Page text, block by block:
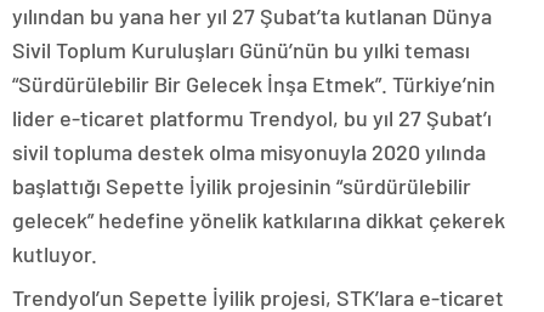
yılından bu yana her yıl 27 Şubat’ta kutlanan Dünya
Sivil Toplum Kuruluşları Günü’nün bu yılki teması
“Sürdürülebilir Bir Gelecek İnşa Etmek”. Türkiye’nin
lider e-ticaret platformu Trendyol, bu yıl 27 Şubat’ı
sivil topluma destek olma misyonuyla 2020 yılında
başlattığı Sepette İyilik projesinin “sürdürülebilir
gelecek” hedefine yönelik katkılarına dikkat çekerek
kutluyor.
Trendyol’un Sepette İyilik projesi, STK’lara e-ticaret